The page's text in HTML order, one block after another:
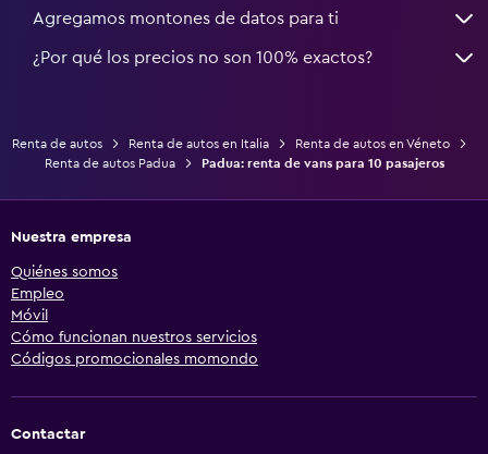
Agregamos montones de datos para ti
¿Por qué los precios no son 100% exactos?
Renta de autos Renta de autos en Italia
Renta de autos en Véneto
Renta de autos Padua
Padua: renta de vans para 10 pasajeros
Nuestra empresa
Quiénes somos
Empleo
Móvil
Cómo funcionan nuestros servicios
Códigos promocionales momondo
Contactar